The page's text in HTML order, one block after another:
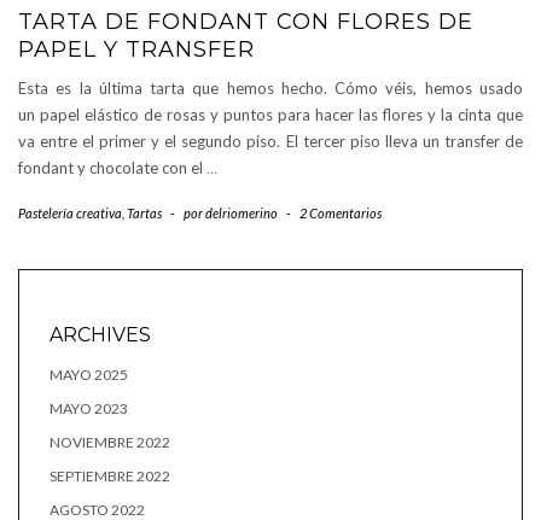
TARTA DE FONDANT CON FLORES DE
PAPEL Y TRANSFER
Esta es la última tarta que hemos hecho. Cómo véis, hemos usado
un papel elástico de rosas y puntos para hacer las flores y la cinta que
va entre el primer y el segundo piso. El tercer piso lleva un transfer de
fondant y chocolate con el …
Pastelería creativa Tartas - pordelriomerino - 2 Comentarios
ARCHIVES
MAYO 2025
MAYO 2023
NOVIEMBRE 2022
SEPTIEMBRE 2022
AGOSTO 2022